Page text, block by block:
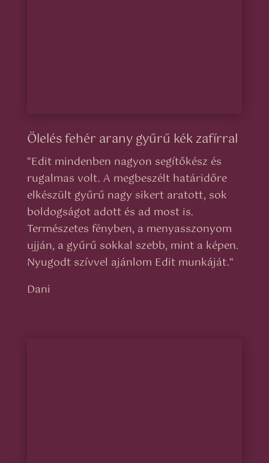
Ölelés fehér arany gyűrű kék zafírral
“Edit mindenben nagyon segítőkész és
rugalmas volt. A megbeszélt határidőre
elkészült gyűrű nagy sikert aratott, sok
boldogságot adott és ad most is.
Természetes fényben, a menyasszonyom
ujján, a gyűrű sokkal szebb, mint a képen.
Nyugodt szívvel ajánlom Edit munkáját.“
Dani